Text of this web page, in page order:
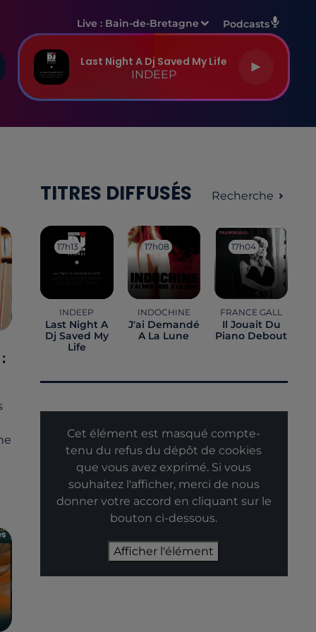
Live : Bain-de-Bretagne Podcasts
Last Night A Dj Saved My Life
INDEEP
TITRES DIFFUSÉS Recherche
17h13
17h13
INDEEP
Last Night A
Dj Saved My
Life
17h08
17h08
INDOCHINE
J'ai Demandé
A La Lune
17h04
17h04
FRANCE GALL
Il Jouait Du
Piano Debout
Cet élément est masqué compte-
tenu du refus du dépôt de cookies
que vous avez exprimé. Si vous
souhaitez l'afficher, merci de nous
donner votre accord en cliquant sur le
bouton ci-dessous.
Afficher l'élément